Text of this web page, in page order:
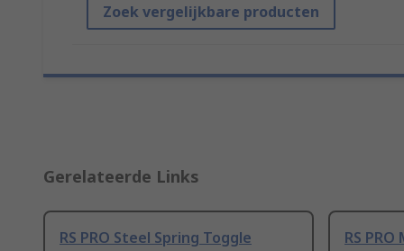
Zoek vergelijkbare producten
Gerelateerde Links
RS PRO Steel Spring Toggle
RS